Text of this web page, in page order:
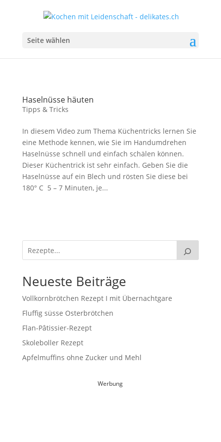
Seite wählen
Haselnüsse häuten
Tipps & Tricks
In diesem Video zum Thema Küchentricks lernen Sie
eine Methode kennen, wie Sie im Handumdrehen
Haselnüsse schnell und einfach schälen können.
Dieser Küchentrick ist sehr einfach. Geben Sie die
Haselnüsse auf ein Blech und rösten Sie diese bei
180° C 5 – 7 Minuten, je...
Neueste Beiträge
Vollkornbrötchen Rezept I mit Übernachtgare
Fluffig süsse Osterbrötchen
Flan-Pâtissier-Rezept
Skoleboller Rezept
Apfelmuffins ohne Zucker und Mehl
Werbung